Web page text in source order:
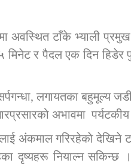
अवस्थित टाँके भ्याली
मिनेट र पैदल एक दिन
लगायतका बहुमूल्य
अभावमा
अंकमाल गरिरहेकाे देखिने
दृष्यहरू नियाल्न सकिन्छ